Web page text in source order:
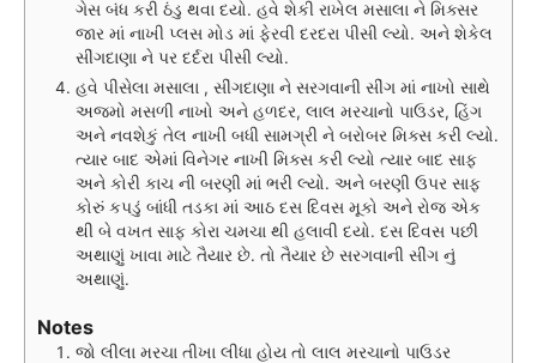
ગેસ બંધ કરી ઠંડુ થવા દયો. હવે શેકી રાખેલ મસાલા ને મિક્સર
જાર માં નાખી પ્લસ મોડ માં ફેરવી દરદરા પીસી લ્યો. અને શેકેલ
સીંગદાણા ને પર દર્દરા પીસી લ્યો.
હવે પીસેલા મસાલા , સીંગદાણા ને સરગવાની સીંગ માં નાખો સાથે
અજમો મસળી નાખો અને હળદર, લાલ મરચાનો પાઉડર, હિંગ
અને નવશેકું તેલ નાખી બધી સામગ્રી ને બરોબર મિક્સ કરી લ્યો.
ત્યાર બાદ એમાં વિનેગર નાખી મિક્સ કરી લ્યો ત્યાર બાદ સાફ
અને કોરી કાચ ની બરણી માં ભરી લ્યો. અને બરણી ઉપર સાફ
કોરું કપડું બાંધી તડકા માં આઠ દસ દિવસ મૂકો અને રોજ એક
થી બે વખત સાફ કોરા ચમચા થી હલાવી દયો. દસ દિવસ પછી
અથાણું ખાવા માટે તૈયાર છે. તો તૈયાર છે સરગવાની સીંગ નું
અથાણું.
Notes
જો લીલા મરચા તીખા લીધા હોય તો લાલ મરચાનો પાઉડર